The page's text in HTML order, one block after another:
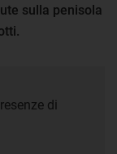
sulla penisola
di